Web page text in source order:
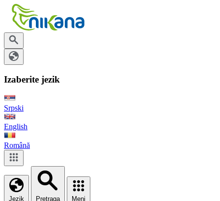
Izaberite jezik
Srpski
English
Română
Jezik Pretraga Meni